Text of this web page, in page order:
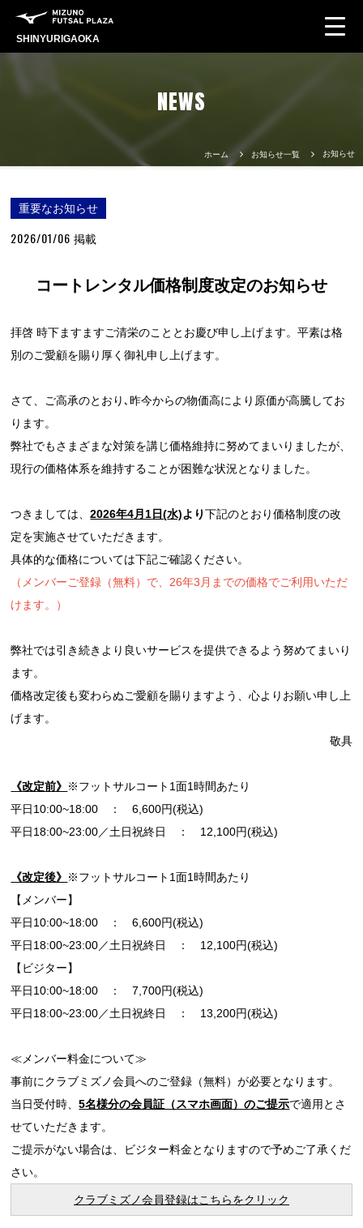
SHINYURIGAOKA
NEWS
ホーム お知らせ一覧 お知らせ
重要なお知らせ
2026/01/06 掲載
コートレンタル価格制度改定のお知らせ
拝啓 時下ますますご清栄のこととお慶び申し上げます。平素は格
別のご愛顧を賜り厚く御礼申し上げます。
さて、ご高承のとおり､昨今からの物価高により原価が高騰してお
ります。
弊社でもさまざまな対策を講じ価格維持に努めてまいりましたが、
現行の価格体系を維持することが困難な状況となりました。
つきましては、2026年4月1日(水)より下記のとおり価格制度の改
定を実施させていただきます。
具体的な価格については下記ご確認ください。
（メンバーご登録（無料）で、26年3月までの価格でご利用いただ
けます。）
弊社では引き続きより良いサービスを提供できるよう努めてまいり
ます。
価格改定後も変わらぬご愛顧を賜りますよう、心よりお願い申し上
げます。
敬具
《改定前》 ※フットサルコート1面1時間あたり
平日10:00~18:00 ： 6,600円(税込)
平日18:00~23:00／土日祝終日 ： 12,100円(税込)
《改定後》 ※フットサルコート1面1時間あたり
【メンバー】
平日10:00~18:00 ： 6,600円(税込)
平日18:00~23:00／土日祝終日 ： 12,100円(税込)
【ビジター】
平日10:00~18:00 ： 7,700円(税込)
平日18:00~23:00／土日祝終日 ： 13,200円(税込)
≪メンバー料金について≫
事前にクラブミズノ会員へのご登録（無料）が必要となります。
当日受付時、5名様分の会員証（スマホ画面）のご提示で適用とさ
せていただきます。
ご提示がない場合は、ビジター料金となりますので予めご了承くだ
さい。
クラブミズノ会員登録はこちらをクリック